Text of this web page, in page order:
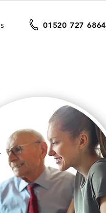
01520 727 6864